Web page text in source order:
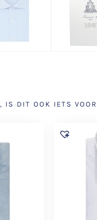
IS DIT OOK IETS